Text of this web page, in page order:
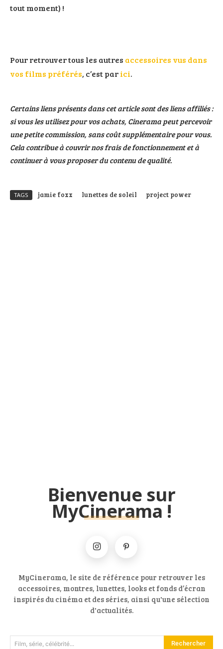
tout moment) !
Pour retrouver tous les autres accessoires vus dans
vos films préférés, c’est parici.
Certains liens présents dans cet article sont des liens affiliés :
si vous les utilisez pour vos achats, Cinerama peut percevoir
une petite commission, sans coût supplémentaire pour vous.
Cela contribue à couvrir nos frais de fonctionnement et à
continuer à vous proposer du contenu de qualité.
TAGS jamie foxx lunettes de soleil project power
Bienvenue sur
MyCinerama !
MyCinerama, le site de référence pour retrouver les
accessoires, montres, lunettes, looks et fonds d’écran
inspirés du cinéma et des séries, ainsi qu'une sélection
d'actualités.
Film, série, célébrité... Rechercher